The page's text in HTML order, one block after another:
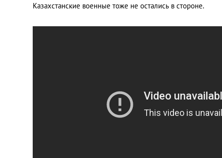
Казахстанские военные тоже не остались в стороне.